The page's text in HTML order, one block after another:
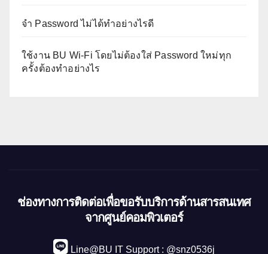
จำ Password ไม่ได้ทำอย่างไรดี
ใช้งาน BU Wi-Fi โดยไม่ต้องใส่ Password ใหม่ทุก
ครั้งต้องทำอย่างไร
ช่องทางการติดต่อเพื่อขอรับบริการด้านสารสนเทศ
จากศูนย์คอมพิวเตอร์
Line@BU IT Support : @snz0536j